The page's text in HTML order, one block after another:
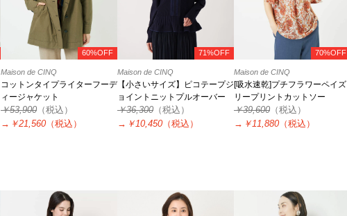
60%OFF
Maison de CINQ
コットンタイプライターフーデ
ィージャケット
￥53,900 （税込）
→ ￥21,560 （税込）
71%OFF
Maison de CINQ
【小さいサイズ】ピコテープジ
ョイントニットプルオーバー
￥36,300 （税込）
→ ￥10,450 （税込）
70%OFF
Maison de CINQ
[吸水速乾]プチフラワーペイズ
リープリントカットソー
￥39,600 （税込）
→ ￥11,880 （税込）